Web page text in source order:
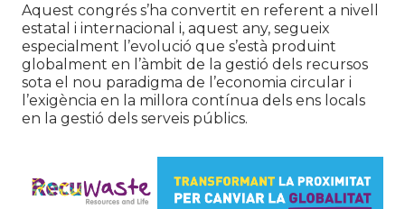
Aquest congrés s’ha convertit en referent a nivell
estatal i internacional i, aquest any, segueix
especialment l’evolució que s’està produint
globalment en l’àmbit de la gestió dels recursos
sota el nou paradigma de l’economia circular i
l’exigència en la millora contínua dels ens locals
en la gestió dels serveis públics.